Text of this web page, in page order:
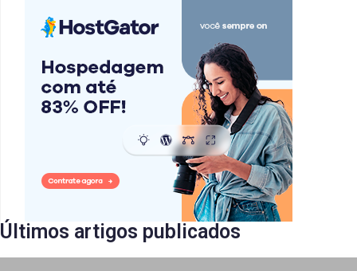
Últimos artigos publicados​